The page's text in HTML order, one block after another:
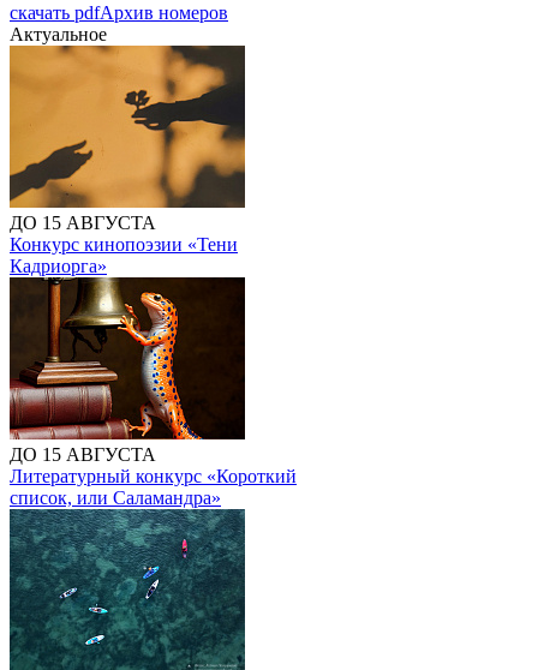
скачать pdfАрхив номеров
Актуальное
ДО 15 АВГУСТА
Конкурс кинопоэзии «Тени
Кадриорга»
ДО 15 АВГУСТА
Литературный конкурс «Короткий
список, или Саламандра»